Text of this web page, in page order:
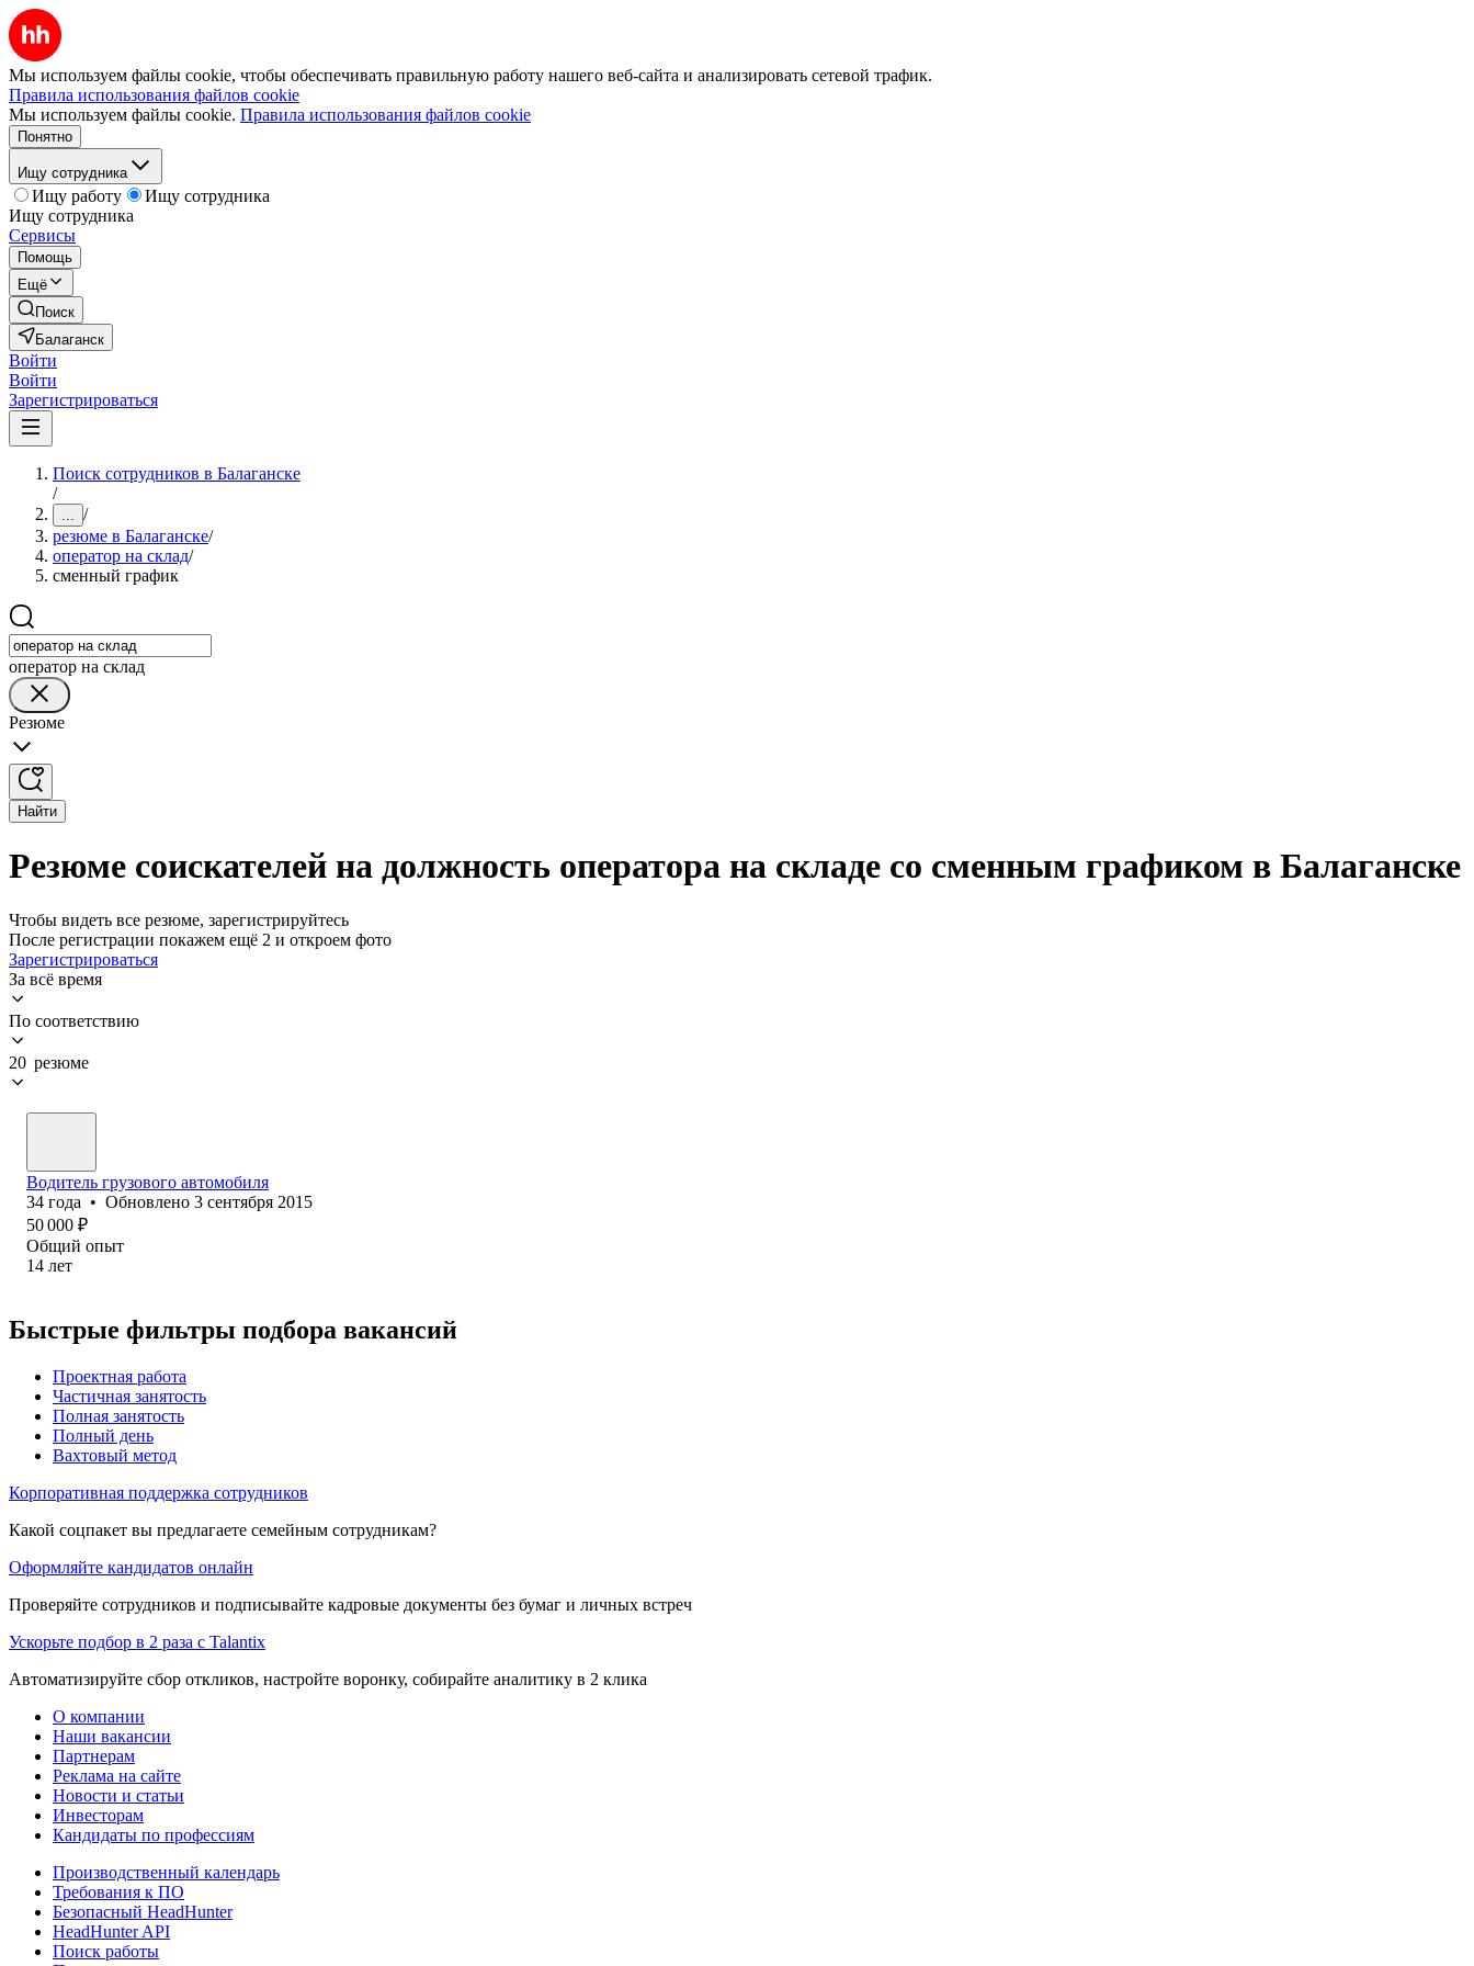
Мы используем файлы cookie, чтобы обеспечивать правильную работу нашего веб-сайта и анализировать сетевой трафик.
Правила использования файлов cookie
Мы используем файлы cookie. Правила использования файлов cookie
Понятно
Ищу сотрудника
Ищу работу
Ищу сотрудника
Ищу сотрудника
Сервисы
Помощь
Ещё
Поиск
Балаганск
Войти
Войти
Зарегистрироваться
Поиск сотрудников в Балаганске
/
... /
резюме в Балаганске/
оператор на склад/
сменный график
оператор на склад
Резюме
Найти
Резюме соискателей на должность оператора на складе со сменным графиком в Балаганске
Чтобы видеть все резюме, зарегистрируйтесь
После регистрации покажем ещё 2 и откроем фото
Зарегистрироваться
За всё время
По соответствию
20 резюме
Водитель грузового автомобиля
34 года • Обновлено 3 сентября 2015
50 000 ₽
Общий опыт
14 лет
Быстрые фильтры подбора вакансий
Проектная работа
Частичная занятость
Полная занятость
Полный день
Вахтовый метод
Корпоративная поддержка сотрудников
Какой соцпакет вы предлагаете семейным сотрудникам?
Оформляйте кандидатов онлайн
Проверяйте сотрудников и подписывайте кадровые документы без бумаг и личных встреч
Ускорьте подбор в 2 раза с Talantix
Автоматизируйте сбор откликов, настройте воронку, собирайте аналитику в 2 клика
О компании
Наши вакансии
Партнерам
Реклама на сайте
Новости и статьи
Инвесторам
Кандидаты по профессиям
Производственный календарь
Требования к ПО
Безопасный HeadHunter
HeadHunter API
Поиск работы